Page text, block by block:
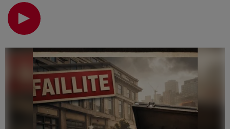
La music story du jour c’est celle des BO électro au
cinéma… On va revenir sur cette semaine, sur to